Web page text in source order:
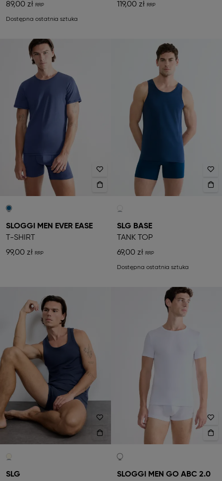
89,00 zł
Dostępna ostatnia sztuka
119,00 zł
SLOGGI MEN EVER EASE
T-SHIRT
99,00 zł
SLG BASE
TANK TOP
69,00 zł
Dostępna ostatnia sztuka
SLG SLOGGI MEN GO ABC 2.0